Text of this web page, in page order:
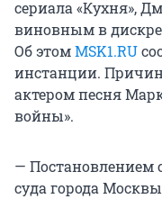
сериала «Кухня»,
виновным в
Об этомMSK1.RU
инстанции.
актером песня
войны».
— Постановлением
суда города